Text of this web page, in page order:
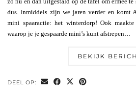
dus. Inmiddels zijn we jaren verder en komt
mini spaaractie: het winterdorp! Ook
waarop je je gespaarde mini’s kunt afstrepen…
BEKIJK
DEEL OP: